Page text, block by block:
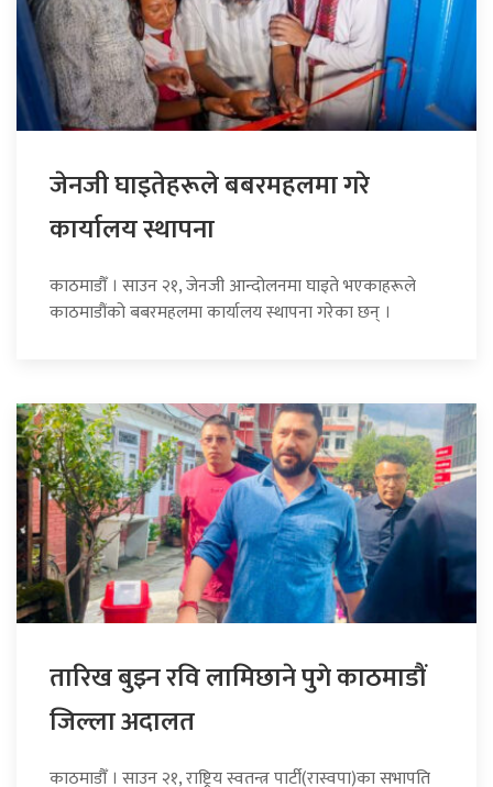
जेनजी घाइतेहरूले बबरमहलमा गरे
कार्यालय स्थापना
काठमाडौँ । साउन २१, जेनजी आन्दोलनमा घाइते भएकाहरूले
काठमाडौंको बबरमहलमा कार्यालय स्थापना गरेका छन् ।
तारिख बुझ्न रवि लामिछाने पुगे काठमाडौं
जिल्ला अदालत
काठमाडौँ । साउन २१, राष्ट्रिय स्वतन्त्र पार्टी(रास्वपा)का सभापति